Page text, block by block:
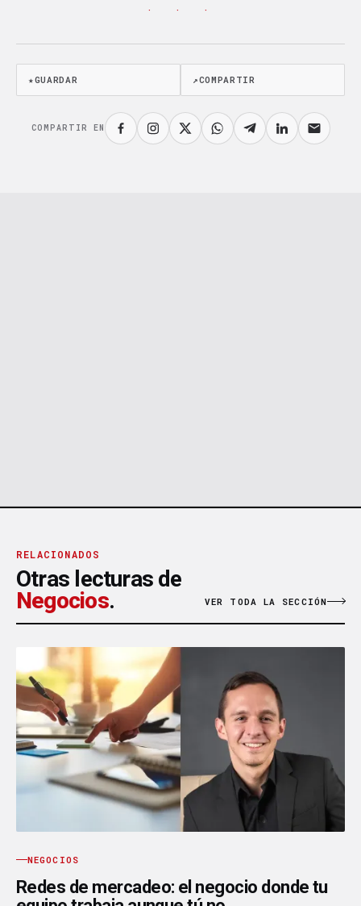
· · ·
★GUARDAR ↗COMPARTIR
COMPARTIR EN
RELACIONADOS
Otras lecturas de
Negocios. VER TODA LA SECCIÓN
NEGOCIOS
Redes de mercadeo: el negocio donde tu